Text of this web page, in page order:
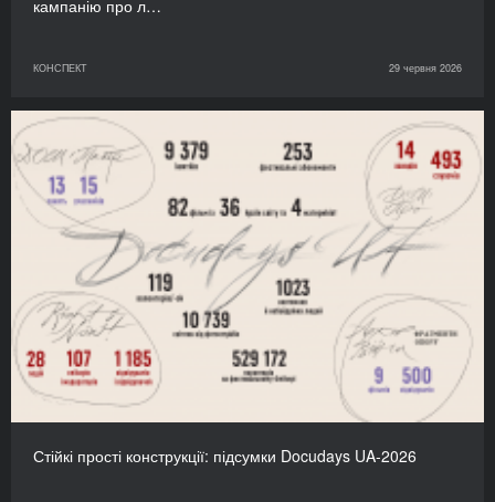
кампанію про л…
КОНСПЕКТ 29 червня 2026
Стійкі прості конструкції: підсумки Docudays UA-2026